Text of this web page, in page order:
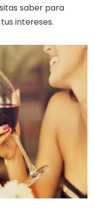
saber para
intereses.